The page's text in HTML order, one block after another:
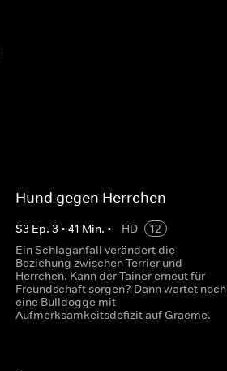
Hund gegen Herrchen
S3 Ep. 3 • 41 Min. • HD
12
Ein Schlaganfall verändert die
Beziehung zwischen Terrier und
Herrchen. Kann der Tainer erneut für
Freundschaft sorgen? Dann wartet noch
eine Bulldogge mit
Aufmerksamkeitsdefizit auf Graeme.